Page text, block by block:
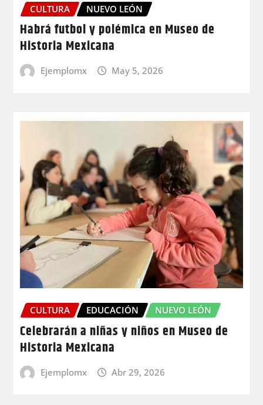
CULTURA NUEVO LEÓN
Habrá futbol y polémica en Museo de
Historia Mexicana
Ejemplomx May 5, 2026
CULTURA EDUCACIÓN NUEVO LEÓN
Celebrarán a niñas y niños en Museo de
Historia Mexicana
Ejemplomx Abr 29, 2026